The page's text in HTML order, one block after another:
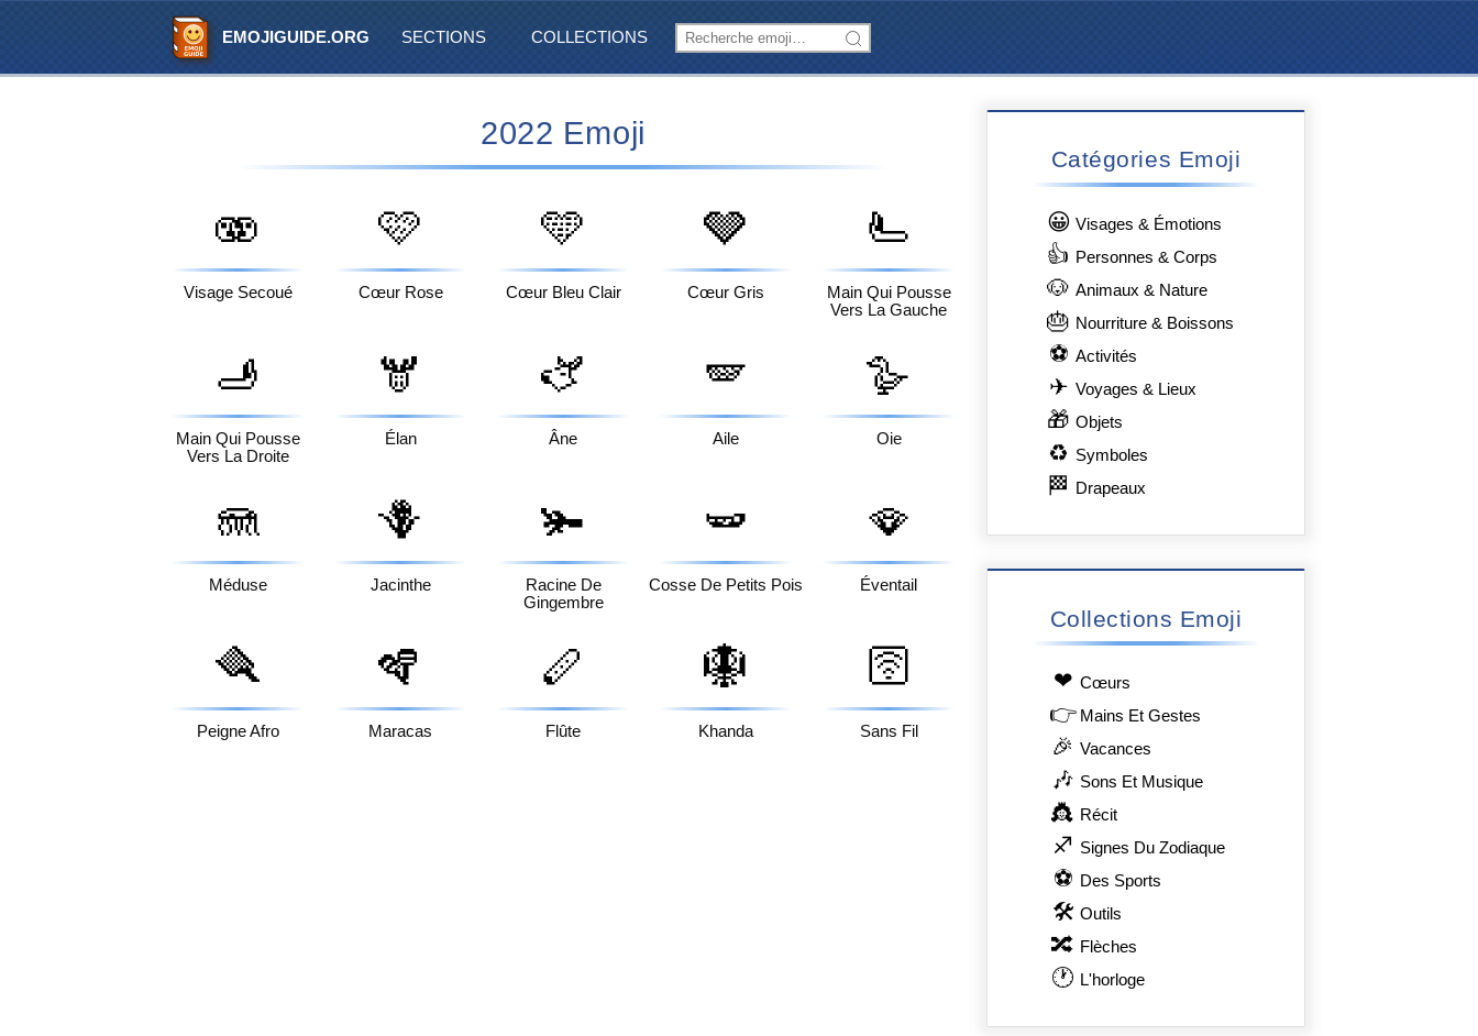
EMOJIGUIDE.ORG SECTIONS COLLECTIONS
2022 Emoji
🫨
Visage Secoué
🩷
Cœur Rose
🩵
Cœur Bleu Clair
🩶
Cœur Gris
🫷
Main Qui Pousse
Vers La Gauche
🫸
Main Qui Pousse
Vers La Droite
🫎
Élan
🫏
Âne
🪽
Aile
🪿
Oie
🪼
Méduse
🪻
Jacinthe
🫚
Racine De
Gingembre
🫛
Cosse De Petits Pois
🪭
Éventail
🪮
Peigne Afro
🪇
Maracas
🪈
Flûte
🪯
Khanda
🛜
Sans Fil
Catégories Emoji
😀 Visages & Émotions
👍 Personnes & Corps
🐶 Animaux & Nature
🎂 Nourriture & Boissons
⚽ Activités
✈ Voyages & Lieux
🎁 Objets
♻ Symboles
🏁 Drapeaux
Collections Emoji
❤ Сœurs
👉 Mains Et Gestes
🎉 Vacances
🎶 Sons Et Musique
👸 Récit
♐ Signes Du Zodiaque
⚽ Des Sports
🛠 Outils
🔀 Flèches
🕐 L'horloge